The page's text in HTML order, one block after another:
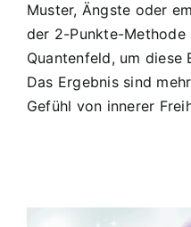
Muster, Ängste oder
der 2-Punkte-
Quantenfeld, um diese
Das Ergebnis sind
Gefühl von innerer